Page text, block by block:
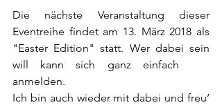
Die nächste Veranstaltung dieser
Eventreihe findet am 13. März 2018 als
"Easter Edition" statt. Wer dabei sein
will kann sich ganz einfach
anmelden.
Ich bin auch wieder mit dabei und freu‘